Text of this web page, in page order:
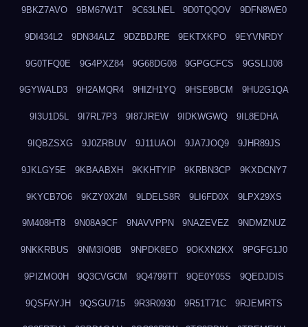
9BKZ7AVO 9BM67W1T 9C63LNEL 9D0TQQOV 9DFN8WE0
9DI434L2 9DN34ALZ 9DZBDJRE 9EKTXKPO 9EYVNRDY
9G0TFQ0E 9G4PXZ84 9G68DG08 9GPGCFCS 9GSLIJ08
9GYWALD3 9H2AMQR4 9HIZH1YQ 9HSE9BCM 9HU2G1QA
9I3U1D5L 9I7RL7P3 9I87JREW 9IDKWGWQ 9IL8EDHA
9IQBZSXG 9J0ZRBUV 9J11UAOI 9JA7JOQ9 9JHR89JS
9JKLGY5E 9KBAABXH 9KKHTYIP 9KRBN3CP 9KXDCNY7
9KYCB7O6 9KZY0X2M 9LDELS8R 9LI6FD0X 9LPX29XS
9M408HT8 9N08A9CF 9NAVVPPN 9NAZEVEZ 9NDMZNUZ
9NKKRBUS 9NM3IO8B 9NPDK8EO 9OKXN2KX 9PGFG1J0
9PIZMO0H 9Q3CVGCM 9Q4799TT 9QE0Y05S 9QEDJDIS
9QSFAYJH 9QSGU715 9R3R0930 9R51T71C 9RJEMRTS